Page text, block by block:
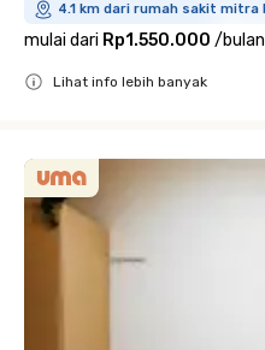
4.1 km dari rumah sakit mitra
mulai dari Rp1.550.000 /bulan
Lihat info lebih banyak